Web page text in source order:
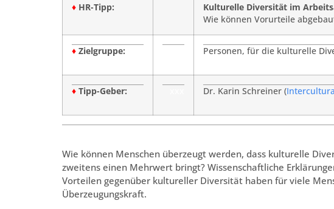
♦ HR-Tipp:
Kulturelle Diversität im
Wie können Vorurteile
♦ Zielgruppe: Personen, für die kulturelle
♦ Tipp-Geber: Dr. Karin Schreiner (
Wie können Menschen überzeugt werden, dass kulturelle
zweitens einen Mehrwert bringt? Wissenschaftliche
Vorteilen gegenüber kultureller Diversität haben für viele
Überzeugungskraft.